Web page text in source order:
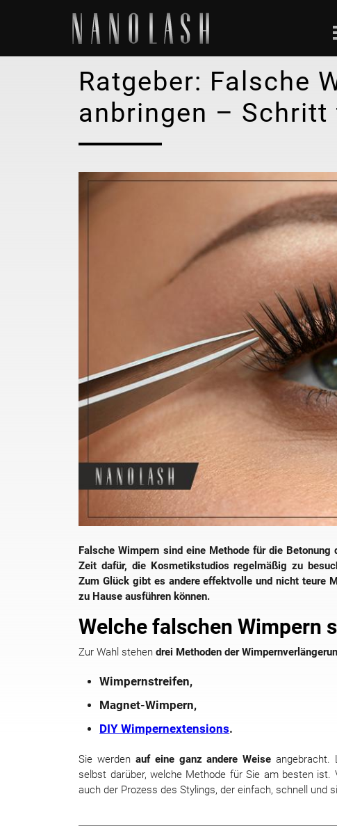
Ratgeber: Falsche
anbringen –
Falsche Wimpern sind eine Methode für die
Zeit dafür, die Kosmetikstudios regelmäßig zu
Zum Glück gibt es andere effektvolle und nicht teure
zu Hause ausführen können.
Welche falschen Wimpern
Zur Wahl stehendrei Methoden der
Wimpernstreifen,
Magnet-Wimpern,
DIY Wimpernextensions.
Sie werden auf eine ganz andere Weise angebracht.
selbst darüber, welche Methode für Sie am besten
auch der Prozess des Stylings, der einfach, schnell und